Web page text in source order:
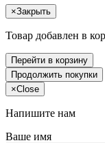
×Закрыть
Товар добавлен в
Перейти в корзину
Продолжить покупки
×Close
Напишите нам
Ваше имя